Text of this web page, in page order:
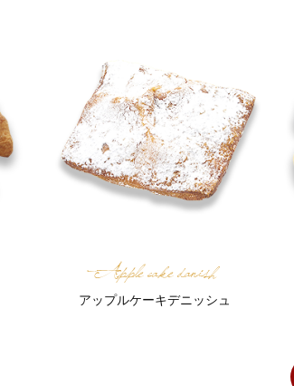
Apple cake danish
アップルケーキデニッシュ